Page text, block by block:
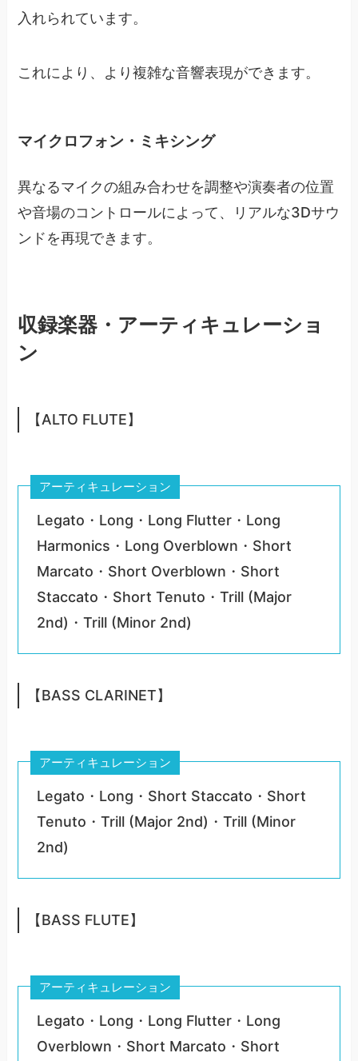
入れられています。
これにより、より複雑な音響表現ができます。
マイクロフォン・ミキシング
異なるマイクの組み合わせを調整や演奏者の位置
や音場のコントロールによって、リアルな3Dサウ
ンドを再現できます。
収録楽器・アーティキュレーショ
ン
【ALTO FLUTE】
アーティキュレーション
Legato・Long・Long Flutter・Long
Harmonics・Long Overblown・Short
Marcato・Short Overblown・Short
Staccato・Short Tenuto・Trill (Major
2nd)・Trill (Minor 2nd)
【BASS CLARINET】
アーティキュレーション
Legato・Long・Short Staccato・Short
Tenuto・Trill (Major 2nd)・Trill (Minor
2nd)
【BASS FLUTE】
アーティキュレーション
Legato・Long・Long Flutter・Long
Overblown・Short Marcato・Short